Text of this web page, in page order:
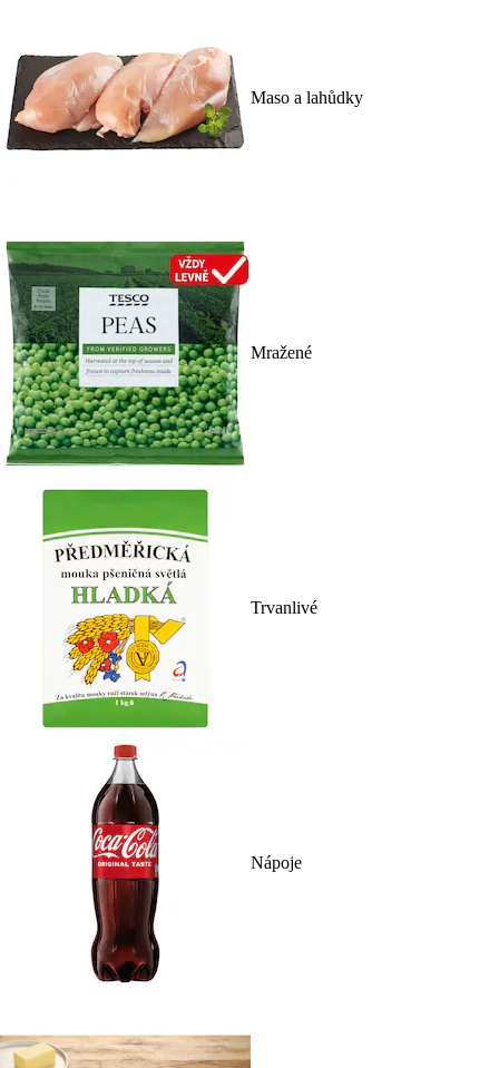
Maso a lahůdky
Mražené
Trvanlivé
Nápoje